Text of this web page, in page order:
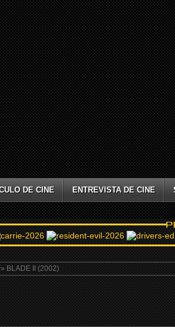
DE CINE ENTREVISTA DE CINE
» BLADE II (2002)